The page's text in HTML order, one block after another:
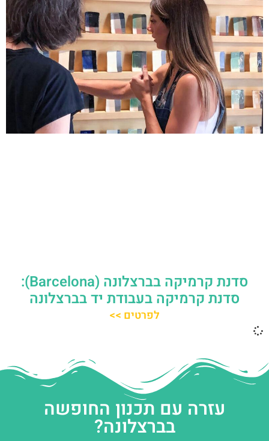
סדנת קרמיקה בברצלונה (Barcelona):
סדנת קרמיקה בעבודת יד בברצלונה
לפרטים >>
עזרה עם תכנון החופשה
בברצלונה?